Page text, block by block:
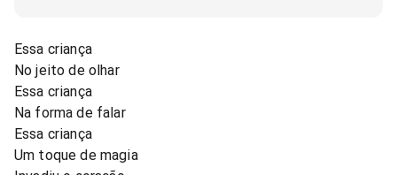
Essa criança
No jeito de olhar
Essa criança
Na forma de falar
Essa criança
Um toque de magia